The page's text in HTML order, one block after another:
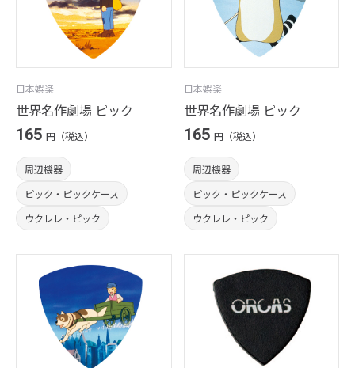
日本娯楽
世界名作劇場 ピック
165 円（税込）
周辺機器
ピック・ピックケース
ウクレレ・ピック
日本娯楽
世界名作劇場 ピック
165 円（税込）
周辺機器
ピック・ピックケース
ウクレレ・ピック